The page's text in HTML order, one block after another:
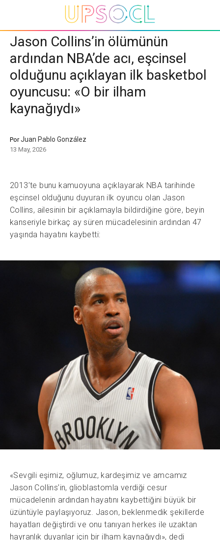
Jason Collins’in ölümünün
ardından NBA’de acı, eşcinsel
olduğunu açıklayan ilk basketbol
oyuncusu: «O bir ilham
kaynağıydı»
PorJuan Pablo González
13 May, 2026
2013’te bunu kamuoyuna açıklayarak NBA tarihinde
eşcinsel olduğunu duyuran ilk oyuncu olan Jason
Collins, ailesinin bir açıklamayla bildirdiğine göre, beyin
kanseriyle birkaç ay süren mücadelesinin ardından 47
yaşında hayatını kaybetti:
«Sevgili eşimiz, oğlumuz, kardeşimiz ve amcamız
Jason Collins’in, glioblastomla verdiği cesur
mücadelenin ardından hayatını kaybettiğini büyük bir
üzüntüyle paylaşıyoruz. Jason, beklenmedik şekillerde
hayatları değiştirdi ve onu tanıyan herkes ile uzaktan
hayranlık duyanlar için bir ilham kaynağıydı», dedi